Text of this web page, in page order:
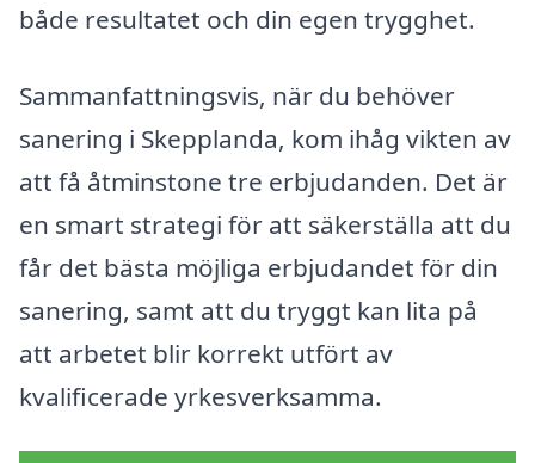
både resultatet och din egen trygghet.
Sammanfattningsvis, när du behöver
sanering i Skepplanda, kom ihåg vikten av
att få åtminstone tre erbjudanden. Det är
en smart strategi för att säkerställa att du
får det bästa möjliga erbjudandet för din
sanering, samt att du tryggt kan lita på
att arbetet blir korrekt utfört av
kvalificerade yrkesverksamma.